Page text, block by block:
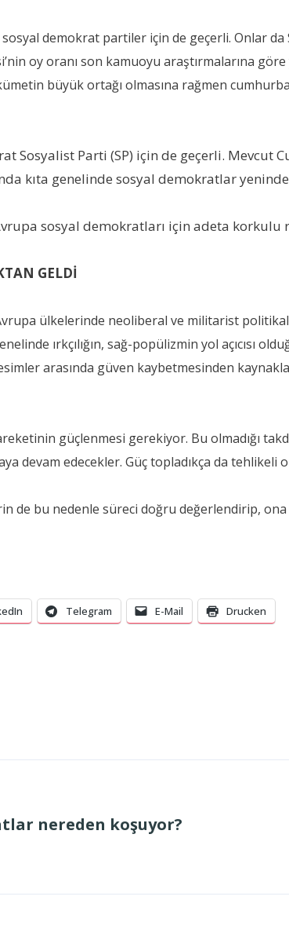
sosyal demokrat partiler için de geçerli. Onlar
oy oranı son kamuoyu araştırmalarına
büyük ortağı olmasına rağmen
Sosyalist Parti (SP) için de geçerli. Mevcut
kıta genelinde sosyal demokratlar
sosyal demokratları için adeta korkulu
GELDİ
ülkelerinde neoliberal ve militarist
ırkçılığın, sağ-popülizmin yol açıcısı
arasında güven kaybetmesinden
güçlenmesi gerekiyor. Bu olmadığı
devam edecekler. Güç topladıkça da tehlikeli
de bu nedenle süreci doğru değerlendirip,
Telegram E-Mail Drucken
nereden koşuyor?